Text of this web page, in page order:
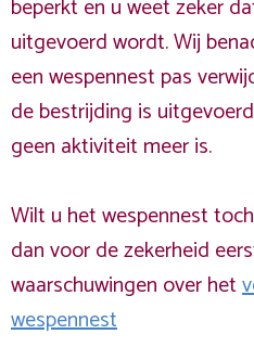
beperkt en u weet zeker
uitgevoerd wordt. Wij
een wespennest pas
de bestrijding is
geen aktiviteit meer is.
Wilt u het wespennest
dan voor de zekerheid
waarschuwingen over het
wespennest